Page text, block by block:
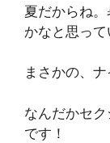
夏だからね
かなと思っ
まさかの、
なんだかセ
です！